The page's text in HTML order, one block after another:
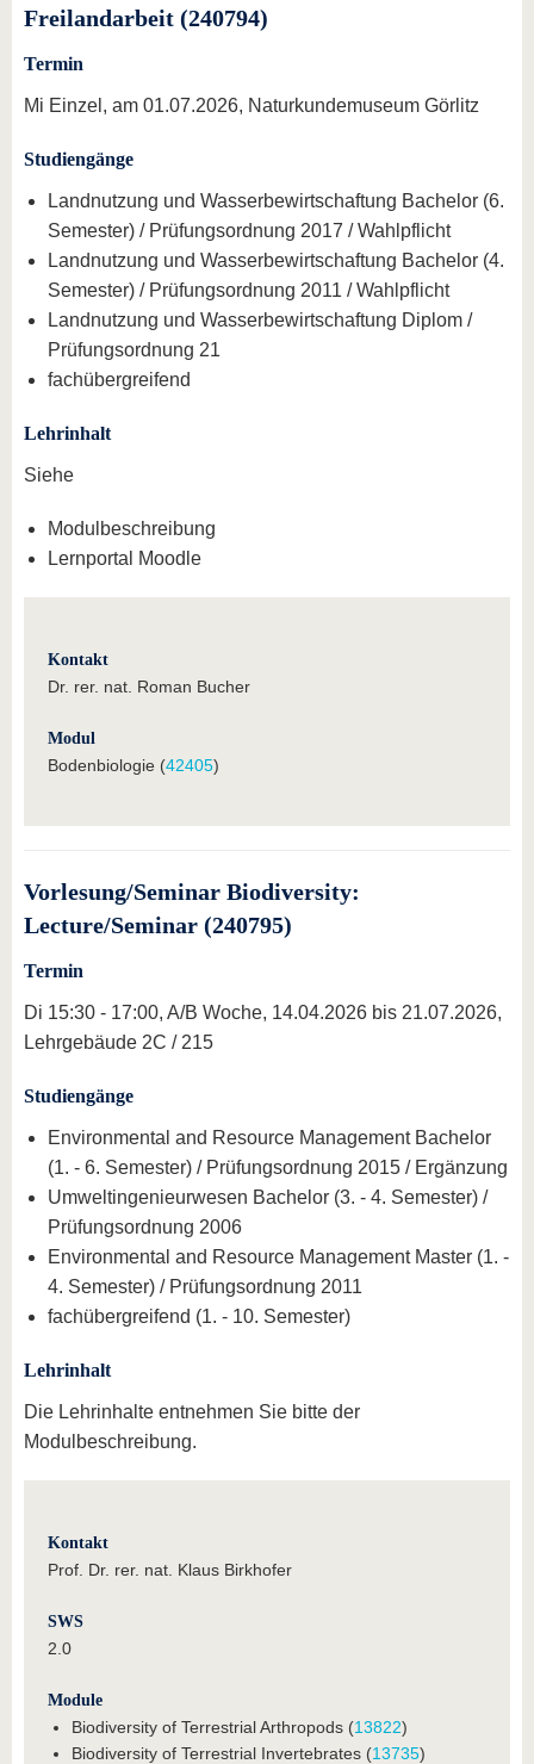
Freilandarbeit (240794)
Termin
Mi Einzel, am 01.07.2026, Naturkundemuseum Görlitz
Studiengänge
Landnutzung und Wasserbewirtschaftung Bachelor (6.
Semester) / Prüfungsordnung 2017 / Wahlpflicht
Landnutzung und Wasserbewirtschaftung Bachelor (4.
Semester) / Prüfungsordnung 2011 / Wahlpflicht
Landnutzung und Wasserbewirtschaftung Diplom /
Prüfungsordnung 21
fachübergreifend
Lehrinhalt
Siehe
Modulbeschreibung
Lernportal Moodle
Kontakt
Dr. rer. nat. Roman Bucher
Modul
Bodenbiologie (42405)
Vorlesung/Seminar Biodiversity:
Lecture/Seminar (240795)
Termin
Di 15:30 - 17:00, A/B Woche, 14.04.2026 bis 21.07.2026,
Lehrgebäude 2C / 215
Studiengänge
Environmental and Resource Management Bachelor
(1. - 6. Semester) / Prüfungsordnung 2015 / Ergänzung
Umweltingenieurwesen Bachelor (3. - 4. Semester) /
Prüfungsordnung 2006
Environmental and Resource Management Master (1. -
4. Semester) / Prüfungsordnung 2011
fachübergreifend (1. - 10. Semester)
Lehrinhalt
Die Lehrinhalte entnehmen Sie bitte der
Modulbeschreibung.
Kontakt
Prof. Dr. rer. nat. Klaus Birkhofer
SWS
2.0
Module
Biodiversity of Terrestrial Arthropods (13822)
Biodiversity of Terrestrial Invertebrates (13735)